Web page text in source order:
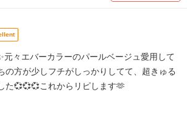
元々エバーカラーのパールベージュ愛用して
の方が少しフチがしっかりしてて、超きゅる
た💞💞💞これからリピします🫶